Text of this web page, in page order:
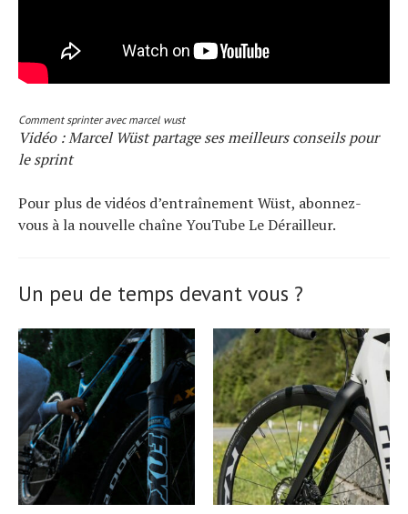
Comment sprinter avec marcel wust
Vidéo : Marcel Wüst partage ses meilleurs conseils pour
le sprint
Pour plus de vidéos d’entraînement Wüst, abonnez-
vous à la nouvelle chaîne YouTube Le Dérailleur.
Un peu de temps devant vous ?